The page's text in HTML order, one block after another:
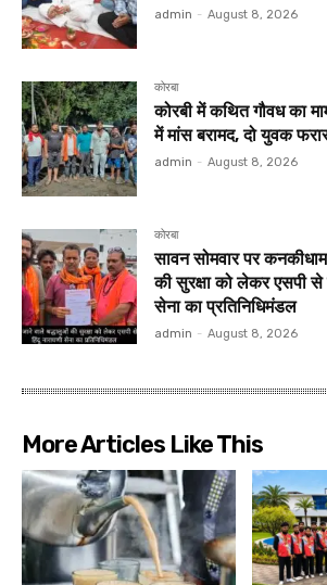
admin - August 8, 2026
कोरबा
कोरबी में कथित गौवध का
में मांस बरामद, दो युवक
admin - August 8, 2026
कोरबा
सावन सोमवार पर
की सुरक्षा को लेकर एसपी से
सेना का प्रतिनिधिमंडल
admin - August 8, 2026
More Articles Like This